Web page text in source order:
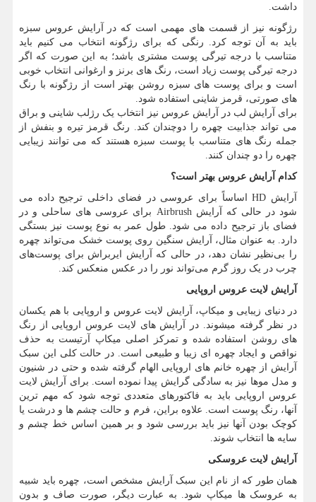
داشت.
رژگونه نیز از قسمت های مهمی است که در آرایش عروس سبزه
باید به آن توجه کرد. رنگی که برای رژگونه انتخاب می کنیم باید
متناسب با درجه تیرگی پوست مشتری باشد؛ به این صورت که اگر
درجه تیرگی پوست زیاد است، رنگ های برنز و ارغوانی انتخاب خوبی
است و برای پوست های سبزه روشن بهتر است از رژگونه با رنگ
های صورتی، قرمز شاینی استفاده شود.
برای آرایش لب در آرایش عروس نیز انتخاب یک رژلب شاینی و براق
می تواند جذابیت چهره را دوچندان کند. رنگ قرمز تیره و بنفش از
جمله رنگ های متناسب با پوست سبزه هستند که می توانند زیبایی
چهره را دو چندان کنند.
کدام آرایش عروس بهتر است؟
آرایش HD اساساً برای عروسی در فضای داخلی ترجیح داده می
شود در حالی که آرایش Airbrush برای عروسی های ساحلی و در
فضای باز ترجیح داده می شود. طول عمر به نوع پوست نیز بستگی
دارد. به عنوان مثال، آرایش سنگین روی پوست خشک می‌تواند چهره
را بی‌نظیر نشان دهد، در حالی که آرایش ایربراش برای پوست‌های
چرب در یک روز گرم می‌تواند نور را در عکس منعکس کند.
آرایش لایت عروس اروپایی
در دنیای زیبایی و میکاپ، آرایش لایت عروس و اروپایی با هم یکسان
در نظر گرفته میشوند. در آرایش های لایت عروس اروپایی از رنگ
های روشن استفاده شده و تمرکز اصلی میکاپ آرتیست به حذف
نواقص و ایجاد چهره ای زیبا و طبیعی است. در حالت کلی این سبک
آرایش از چهره خانم های اروپایی الهام گرفته شده و حتی در شنیون
و مدل موها نیز به سادگی گرایش پیدا نموده است. برای آرایش لایت
عروس اروپایی باید به فاکتورهای متعددی توجه شود که مهم ترین
آنها، رنگ پوست است. علاوه براین، فرم و حالت چشم ها و درشت یا
کوچک بودن آنها نیز باید بررسی شود و بر همین اساس خط چشم و
سایه ها انتخاب شوند.
آرایش لایت عروسکی
همان طور که از نام این سبک آرایش مشخص است، چهره باید شبیه
به عروسک ها میکاپ شود. به عبارت دیگر، صورت صاف و بدون